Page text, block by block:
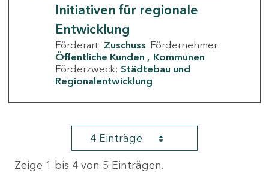
Initiativen für regionale
Entwicklung
Förderart: Zuschuss Fördernehmer:
Öffentliche Kunden
Kommunen
Förderzweck: Städtebau und
Regionalentwicklung
4 Einträge
Zeige 1 bis 4 von 5 Einträgen.